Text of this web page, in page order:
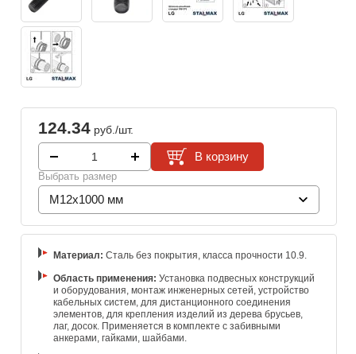
124.34 руб./шт.
Выбрать размер
M12x1000 мм
В корзину
Материал: Cталь без покрытия, класса прочности 10.9.
Область применения: Установка подвесных конструкций
и оборудования, монтаж инженерных сетей, устройство
кабельных систем, для дистанционного соединения
элементов, для крепления изделий из дерева брусьев,
лаг, досок. Применяется в комплекте с забивными
анкерами, гайками, шайбами.